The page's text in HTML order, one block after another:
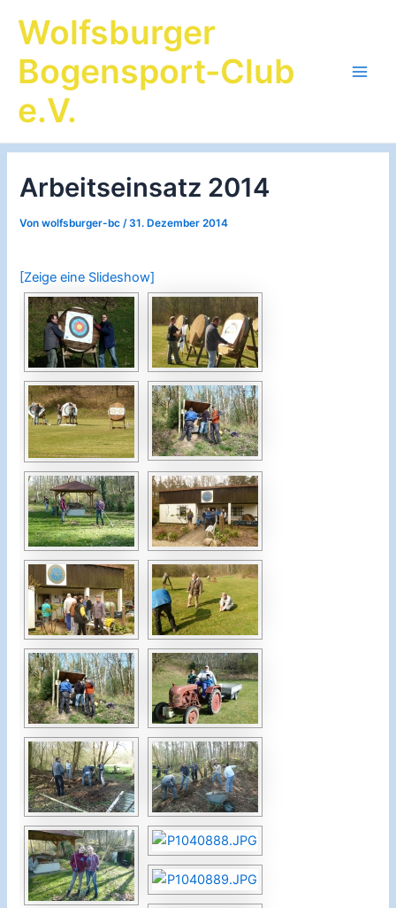
InhaltWolfsburger
Bogensport-Club
e.V.
Arbeitseinsatz 2014
Vonwolfsburger-bc /31. Dezember 2014
[Zeige eine Slideshow]